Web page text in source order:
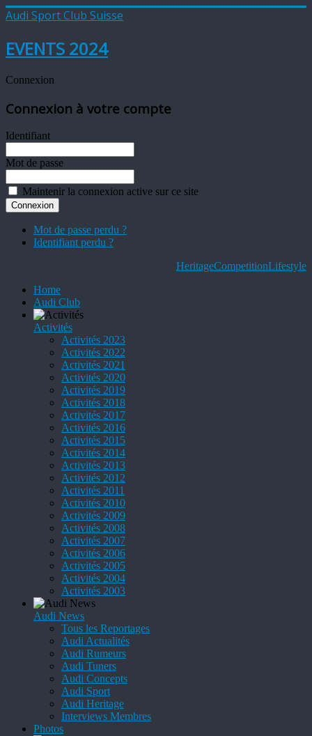
Audi Sport Club Suisse
EVENTS 2024
Connexion
Connexion à votre compte
Identifiant
Mot de passe
Maintenir la connexion active sur ce site
Mot de passe perdu ?
Identifiant perdu ?
HeritageCompetitionLifestyle
Home
Audi Club
Activités
Activités 2023
Activités 2022
Activités 2021
Activités 2020
Activités 2019
Activités 2018
Activités 2017
Activités 2016
Activités 2015
Activités 2014
Activités 2013
Activités 2012
Activités 2011
Activités 2010
Activités 2009
Activités 2008
Activités 2007
Activités 2006
Activités 2005
Activités 2004
Activités 2003
Audi News
Tous les Reportages
Audi Actualités
Audi Rumeurs
Audi Tuners
Audi Concepts
Audi Sport
Audi Heritage
Interviews Membres
Photos